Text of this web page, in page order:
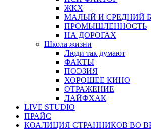
ЖКХ
МАЛЫЙ И СРЕДНИЙ
ПРОМЫШЛЕННОСТЬ
НА ДОРОГАХ
Школа жизни
Люди так думают
ФАКТЫ
ПОЭЗИЯ
ХОРОШЕЕ КИНО
ОТРАЖЕНИЕ
ЛАЙФХАК
LIVE STUDIO
ПРАЙС
КОАЛИЦИЯ СТРАННИКОВ ВО